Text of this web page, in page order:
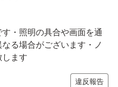
・照明の具合や画面を通
る場合がございます・ノ
します
違反報告